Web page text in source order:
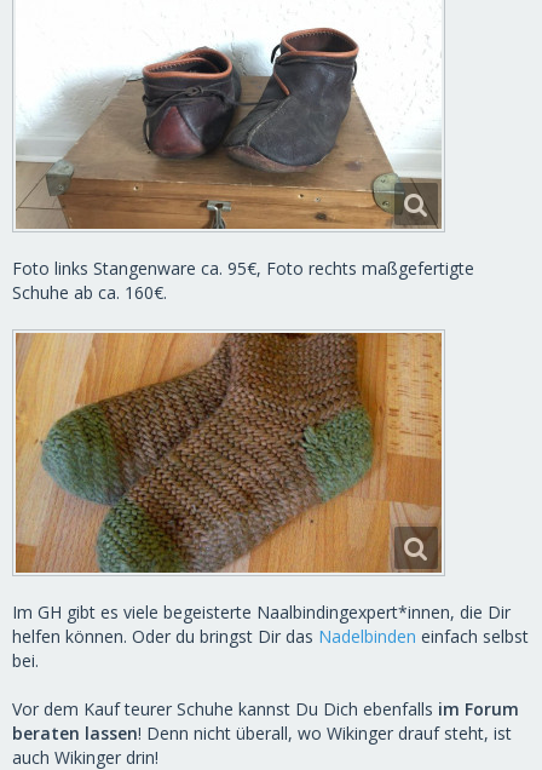
Foto links Stangenware ca. 95€, Foto rechts maßgefertigte
Schuhe ab ca. 160€.
Im GH gibt es viele begeisterte Naalbindingexpert*innen, die Dir
helfen können. Oder du bringst Dir das Nadelbinden einfach selbst
bei.
Vor dem Kauf teurer Schuhe kannst Du Dich ebenfalls im Forum
beraten lassen! Denn nicht überall, wo Wikinger drauf steht, ist
auch Wikinger drin!